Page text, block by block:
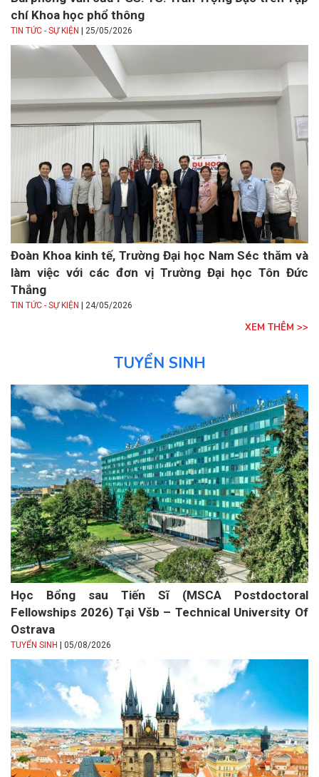
chí Khoa học phổ thông
TIN TỨC - SỰ KIỆN | 25/05/2026
Đoàn Khoa kinh tế, Trường Đại học Nam Séc thăm và
làm việc với các đơn vị Trường Đại học Tôn Đức
Thắng
TIN TỨC - SỰ KIỆN | 24/05/2026
XEM THÊM >>
TUYỂN SINH
Học Bổng sau Tiến Sĩ (MSCA Postdoctoral
Fellowships 2026) Tại Všb – Technical University Of
Ostrava
TUYỂN SINH | 05/08/2026